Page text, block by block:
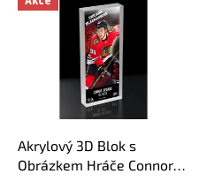
Nejdražší
Nejprodávanější
Abecedně
Akrylový 3D Blok s
Obrázkem Hráče Connor